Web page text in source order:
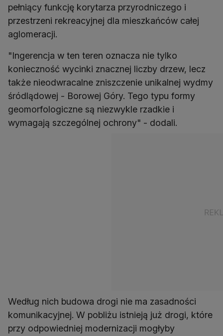
pełniący funkcję korytarza przyrodniczego i
przestrzeni rekreacyjnej dla mieszkańców całej
aglomeracji.
"Ingerencja w ten teren oznacza nie tylko
konieczność wycinki znacznej liczby drzew, lecz
także nieodwracalne zniszczenie unikalnej wydmy
śródlądowej - Borowej Góry. Tego typu formy
geomorfologiczne są niezwykle rzadkie i
wymagają szczególnej ochrony" - dodali.
Według nich budowa drogi nie ma zasadności
komunikacyjnej. W pobliżu istnieją już drogi, które
przy odpowiedniej modernizacji mogłyby